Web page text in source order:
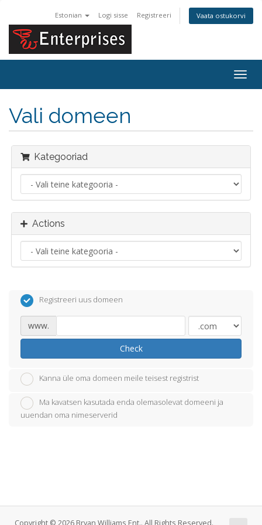
Estonian Logi sisse Registreeri Vaata ostukorvi
Vali domeen
Kategooriad
Actions
Registreeri uus domeen
www.
Check
Kanna üle oma domeen meile teisest registrist
Ma kavatsen kasutada enda olemasolevat domeeni ja
uuendan oma nimeserverid
Copyright © 2026 Bryan Williams Ent.. All Rights Reserved.